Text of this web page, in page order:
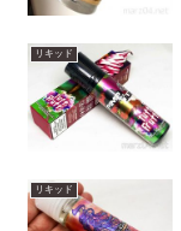
リキッド
リキッド